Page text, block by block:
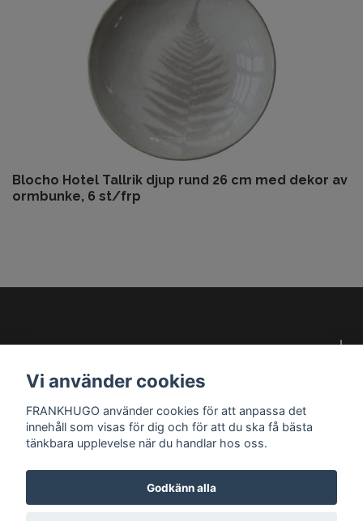
Blocho Hotel Tallrik djup rund 26 cm med dekor av
ormbunke, 6 st/frp
Om oss
Läs mer
Vi använder cookies
FRANKHUGO använder cookies för att anpassa det
innehåll som visas för dig och för att du ska få bästa
tänkbara upplevelse när du handlar hos oss.
Godkänn alla